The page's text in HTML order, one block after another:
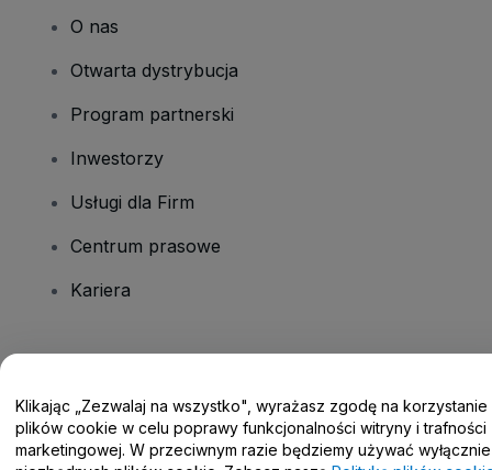
O nas
Otwarta dystrybucja
Program partnerski
Inwestorzy
Usługi dla Firm
Centrum prasowe
Kariera
Centrum pomocy / Skontaktuj się z nami
Klikając „Zezwalaj na wszystko", wyrażasz zgodę na korzystanie
plików cookie w celu poprawy funkcjonalności witryny i trafności
marketingowej. W przeciwnym razie będziemy używać wyłącznie